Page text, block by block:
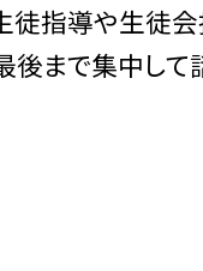
徒指導や生徒
後まで集中して